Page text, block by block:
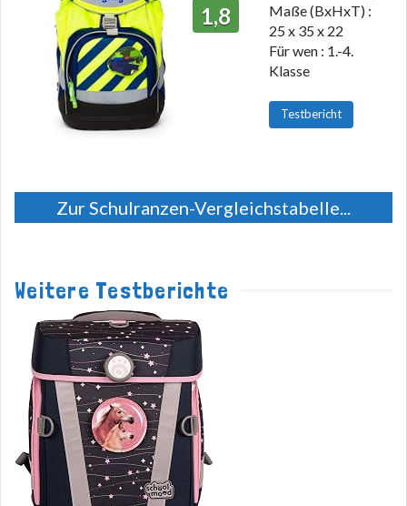
1,8
Maße (BxHxT) :
25 x 35 x 22
Für wen : 1.-4.
Klasse
Testbericht
Zur Schulranzen-Vergleichstabelle...
Weitere Testberichte